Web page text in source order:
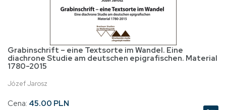
Grabinschrift – eine Textsorte im Wandel. Eine
diachrone Studie am deutschen epigrafischen. Material
1780-2015
Józef Jarosz
Cena: 45.00 PLN